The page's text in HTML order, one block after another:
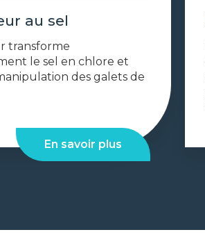
au sel
transforme
le sel en chlore et
des galets de
En savoir plus